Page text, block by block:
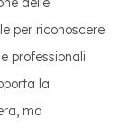
per riconoscere
professionali
la
ma